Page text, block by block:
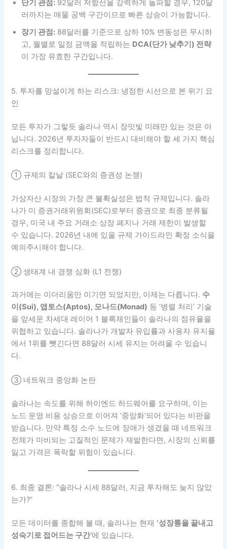
단기 관점: 92달러 저항선을 강력하게 돌파할 경우, 120달
러까지는 매물 공백 구간이므로 빠른 상승이 가능합니다.
장기 관점: 88달러를 기준으로 상하 10% 변동성은 무시하
고, 월별로 일정 금액을 적립하는 DCA(단가 낮추기) 전략
이 가장 유효한 구간입니다.
5. 투자를 망설이게 하는 리스크: 냉정한 시선으로 본 위기 요
인
모든 투자가 그렇듯 솔라나 역시 장밋빛 미래만 있는 것은 아
닙니다. 2026년 투자자들이 반드시 대비해야 할 세 가지 핵심
리스크를 정리합니다.
① 규제의 칼날 (SEC와의 증권성 논쟁)
가상자산 시장의 가장 큰 불확실성은 법적 규제입니다. 솔라
나가 미 증권거래위원회(SEC)로부터 증권으로 최종 분류될
경우, 미국 내 주요 거래소 상장 폐지나 거래 제한이 발생할
수 있습니다. 2026년 내에 있을 규제 가이드라인 확정 소식을
예의주시해야 합니다.
② 생태계 내 경쟁 심화 (L1 전쟁)
과거에는 이더리움만 이기면 되었지만, 이제는 다릅니다. 수
이(Sui), 앱토스(Aptos), 모나드(Monad) 등 ‘병렬 처리’ 기술
을 앞세운 차세대 레이어 1 블록체인들이 솔라나의 점유율을
위협하고 있습니다. 솔라나가 개발자 유입률과 사용자 유지율
에서 1위를 뺏긴다면 88달러 시세 유지는 어려울 수 있습니
다.
③ 네트워크 중앙화 논란
솔라나는 속도를 위해 하이엔드 하드웨어를 요구하며, 이는
노드 운영 비용 상승으로 이어져 ‘중앙화’되어 있다는 비판을
받습니다. 만약 특정 소수 노드에 장애가 생겼을 때 네트워크
전체가 마비되는 고질적인 문제가 재발한다면, 시장의 신뢰를
잃고 가격은 폭락할 위험이 있습니다.
6. 최종 결론: “솔라나 시세 88달러, 지금 투자해도 늦지 않았
는가?”
모든 데이터를 종합해 볼 때, 솔라나는 현재 ‘성장통을 끝내고
성숙기로 접어드는 구간’에 있습니다.